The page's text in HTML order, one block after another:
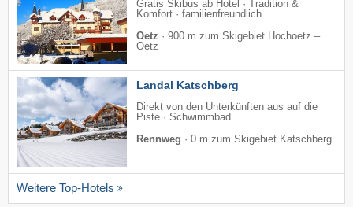
Gratis Skibus ab Hotel · Tradition &
Komfort · familienfreundlich
Oetz · 900 m zum Skigebiet Hochoetz –
Oetz
Landal Katschberg
Direkt von den Unterkünften aus auf die
Piste · Schwimmbad
Rennweg · 0 m zum Skigebiet Katschberg
Weitere Top-Hotels